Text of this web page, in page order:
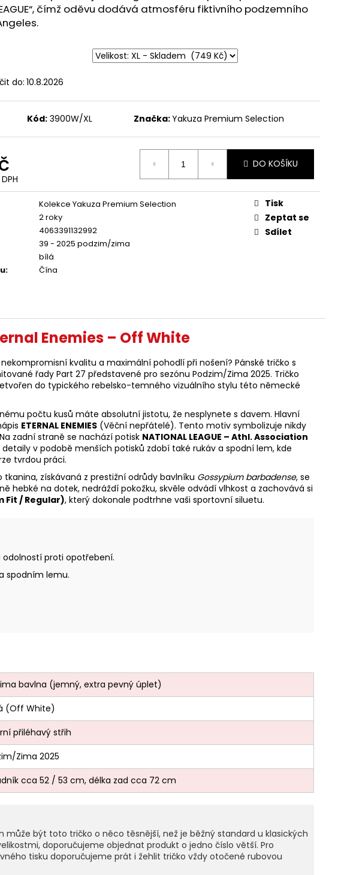
čímž oděvu dodává atmosféru fiktivního podzemního
do: 10.8.2026
Kód: 3900W/XL Značka:Yakuza Premium Selection
DO KOŠÍKU
Kolekce Yakuza Premium Selection
2 roky
4063391132992
39 - 2025 podzim/zima
bílá
: Čína
Tisk
Zeptat se
Sdílet
Enemies – Off White
kvalitu a maximální pohodlí při nošení? Pánské tričko s
řady Part 27 představené pro sezónu Podzim/Zima 2025. Tričko
do typického rebelsko-temného vizuálního stylu této německé
počtu kusů máte absolutní jistotu, že nesplynete s davem. Hlavní
ETERNAL ENEMIES (Věční nepřátelé). Tento motiv symbolizuje nikdy
zadní straně se nachází potisk NATIONAL LEAGUE – Athl. Association
v podobě menších potisků zdobí také rukáv a spodní lem, kde
tvrdou práci.
tkanina, získávaná z prestižní odrůdy bavlníku Gossypium barbadense, se
hebké na dotek, nedráždí pokožku, skvěle odvádí vlhkost a zachovává si
Fit / Regular), který dokonale podtrhne vaši sportovní siluetu.
proti opotřebení.
spodním lemu.
bavlna (jemný, extra pevný úplet)
(Off White)
přiléhavý střih
Zima 2025
cca 52 / 53 cm, délka zad cca 72 cm
být toto tričko o něco těsnější, než je běžný standard u klasických
doporučujeme objednat produkt o jedno číslo větší. Pro
tisku doporučujeme prát i žehlit tričko vždy otočené rubovou
Kč